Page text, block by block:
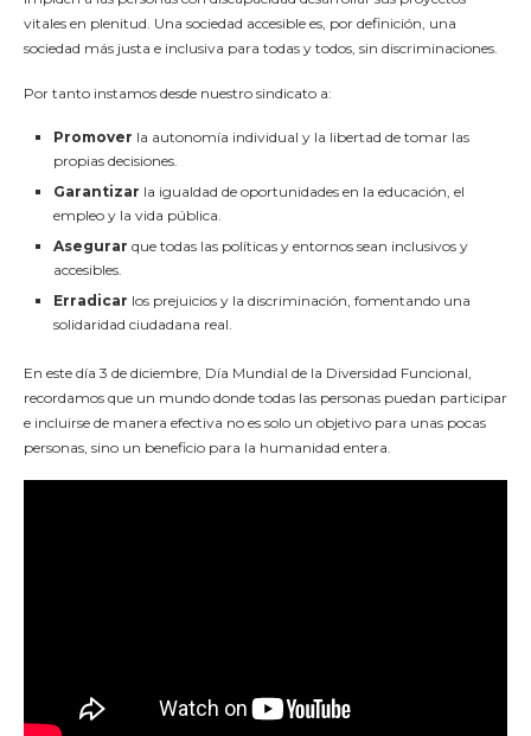
vitales en plenitud. Una sociedad accesible es, por definición, una
sociedad más justa e inclusiva para todas y todos, sin discriminaciones.
Por tanto instamos desde nuestro sindicato a:
Promover la autonomía individual y la libertad de tomar las
propias decisiones.
Garantizar la igualdad de oportunidades en la educación, el
empleo y la vida pública.
Asegurar que todas las políticas y entornos sean inclusivos y
accesibles.
Erradicar los prejuicios y la discriminación, fomentando una
solidaridad ciudadana real.
En este día 3 de diciembre, Día Mundial de la Diversidad Funcional,
recordamos que un mundo donde todas las personas puedan participar
e incluirse de manera efectiva no es solo un objetivo para unas pocas
personas, sino un beneficio para la humanidad entera.